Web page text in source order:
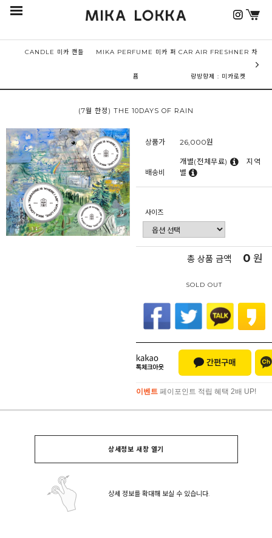
CANDLE 미카 캔들 MIKA PERFUME 미카 퍼
퓸
CAR AIR FRESHNER 차
량방향제 : 미카로켓
(7월 한정) THE 10DAYS OF RAIN
상품가 26,000원
배송비
개별(전체무료)
지역
별
사이즈
총 상품 금액 0 원
SOLD OUT
이벤트 페이포인트 적립 혜택 2배 UP!
이벤트페이포인트 적립 혜택 2배 UP!
상세정보 새창 열기
상세 정보를 확대해 보실 수 있습니다.